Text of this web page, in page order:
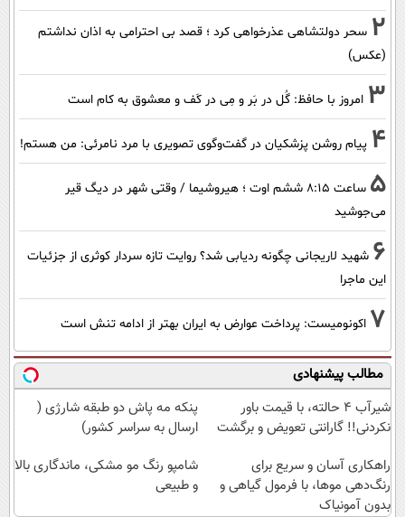
2 سحر دولتشاهی عذرخواهی کرد ؛ قصد بی احترامی به اذان نداشتم
(عکس)
3 امروز با حافظ: گُل در بَر و مِی در کَف و معشوق به کام است
4 پیام روشن پزشکیان در گفت‌و‌گوی تصویری با مرد نامرئی: من هستم!
5
ساعت ۸:۱۵ ششم اوت ؛ هیروشیما / وقتی شهر در دیگ قیر
می‌جوشید
6 شهید لاریجانی چگونه ردیابی شد؟ روایت تازه سردار کوثری از جزئیات
این ماجرا
7 اکونومیست: پرداخت عوارض به ایران بهتر از ادامه تنش است
مطالب پیشنهادی
شیر‌آب ۴ حالته، با قیمت باور
نکردنی!! گارانتی تعویض و برگشت
پنکه مه پاش دو طبقه شارژی (
ارسال به سراسر کشور)
راهکاری آسان و سریع برای
رنگ‌دهی موها، با فرمول گیاهی و
بدون آمونیاک
شامپو رنگ مو مشکی، ماندگاری بالا
و طبیعی